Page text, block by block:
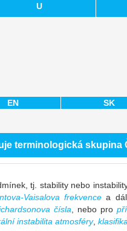
U
EN SK
terminologická
tj. stability nebo
Vaisalova frekvence a
čísla , nebo pro
instabilita atmosféry,